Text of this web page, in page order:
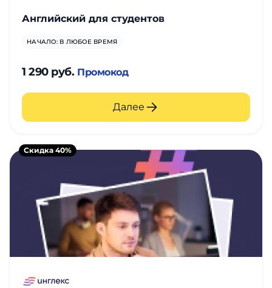
Английский для студентов
НАЧАЛО: В ЛЮБОЕ ВРЕМЯ
1 290 руб. Промокод
Далее
Скидка 40%